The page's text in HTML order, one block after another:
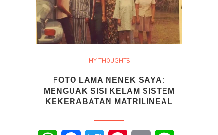
MY THOUGHTS
FOTO LAMA NENEK SAYA:
MENGUAK SISI KELAM SISTEM
KEKERABATAN MATRILINEAL